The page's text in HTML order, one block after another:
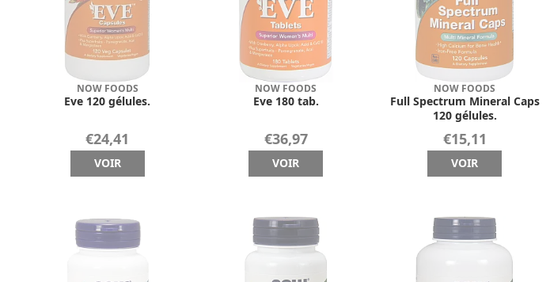
NOW FOODS
Eve 120 gélules.
€24,41
VOIR
NOW FOODS
Eve 180 tab.
€36,97
VOIR
NOW FOODS
Full Spectrum Mineral Caps
120 gélules.
€15,11
VOIR